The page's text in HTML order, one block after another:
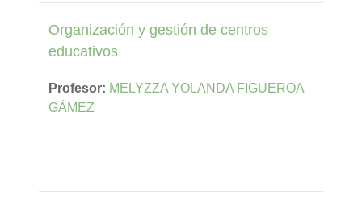
Organización y gestión de centros
educativos
Profesor: MELYZZA YOLANDA FIGUEROA
GÁMEZ